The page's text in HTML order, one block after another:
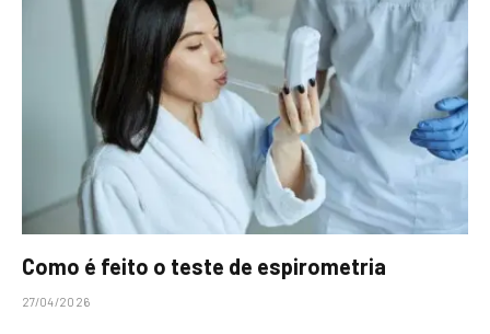
Como é feito o teste de espirometria
27/04/2026